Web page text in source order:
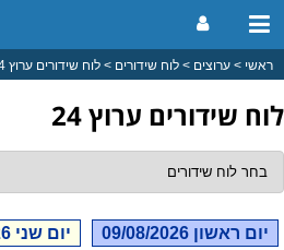
ראשי ערוצים לוח שידורים לוח שידורים ערוץ 24
לוח שידורים ערוץ 24
יום ראשון 09/08/2026 יום שני 10/08/2026